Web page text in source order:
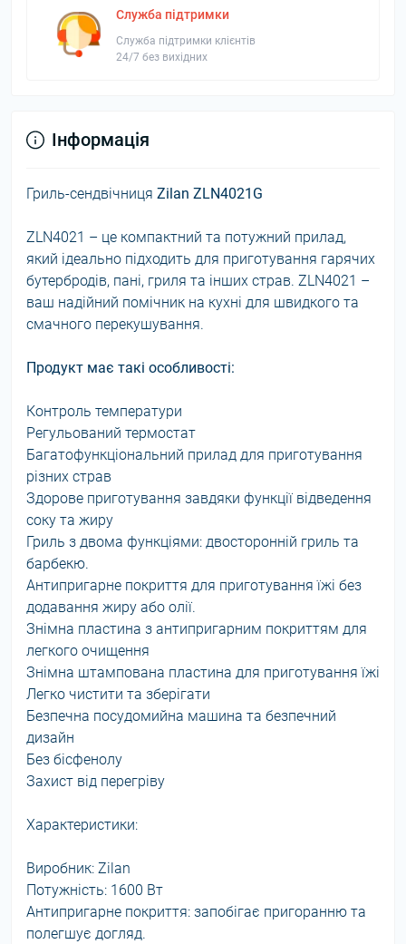
Служба підтримки
Служба підтримки клієнтів
24/7 без вихідних
Інформація
Гриль-сендвічниця Zilan ZLN4021G
ZLN4021 – це компактний та потужний прилад,
який ідеально підходить для приготування гарячих
бутербродів, пані, гриля та інших страв. ZLN4021 –
ваш надійний помічник на кухні для швидкого та
смачного перекушування.
Продукт має такі особливості:
Контроль температури
Регульований термостат
Багатофункціональний прилад для приготування
різних страв
Здорове приготування завдяки функції відведення
соку та жиру
Гриль з двома функціями: двосторонній гриль та
барбекю.
Антипригарне покриття для приготування їжі без
додавання жиру або олії.
Знімна пластина з антипригарним покриттям для
легкого очищення
Знімна штампована пластина для приготування їжі
Легко чистити та зберігати
Безпечна посудомийна машина та безпечний
дизайн
Без бісфенолу
Захист від перегріву
Характеристики:
Виробник: Zilan
Потужність: 1600 Вт
Антипригарне покриття: запобігає пригоранню та
полегшує догляд.